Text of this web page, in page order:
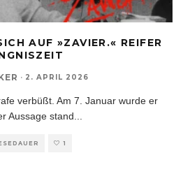
AUF »ZAVIER.« REIFER
· 2. APRIL 2026
verbüßt. Am 7. Januar wurde er
Aussage stand
1